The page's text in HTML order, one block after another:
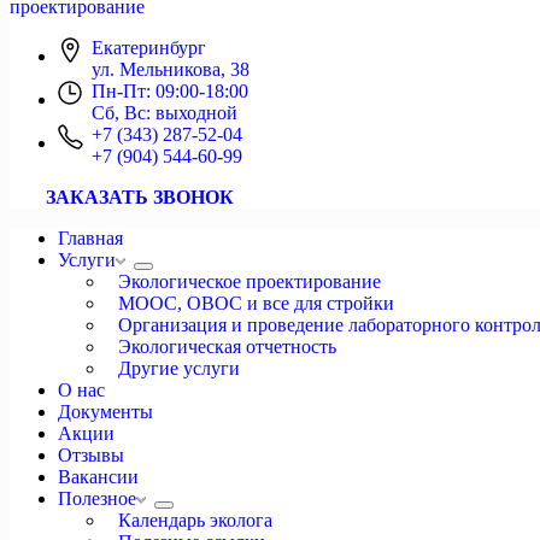
проектирование
Екатеринбург
ул. Мельникова, 38
Пн-Пт: 09:00-18:00
Сб, Вс: выходной
+7 (343) 287-52-04
+7 (904) 544-60-99
ЗАКАЗАТЬ ЗВОНОК
Главная
Услуги
Экологическое проектирование
МООС, ОВОС и все для стройки
Организация и проведение лабораторного
Экологическая отчетность
Другие услуги
О нас
Документы
Акции
Отзывы
Вакансии
Полезное
Календарь эколога